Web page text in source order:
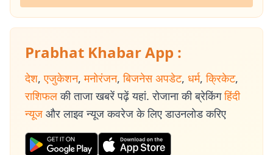
Prabhat Khabar App :
देश, एजुकेशन, मनोरंजन, बिजनेस अपडेट, धर्म, क्रिकेट,
राशिफल की ताजा खबरें पढ़ें यहां. रोजाना की ब्रेकिंग हिंदी
न्यूज और लाइव न्यूज कवरेज के लिए डाउनलोड करिए